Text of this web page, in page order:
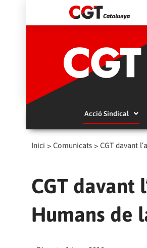
Acció Sindical
Inici > Comunicats > CGT davant
CGT davant
Humans de